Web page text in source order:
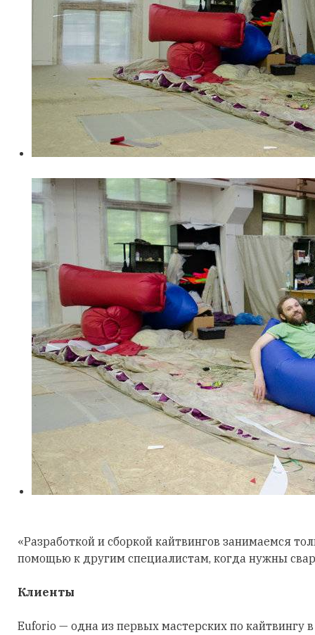
«Разработкой и сборкой кайтвингов занимаемся
помощью к другим специалистам, когда нужны
Клиенты
Euforio — одна из первых мастерских по кайтвингу